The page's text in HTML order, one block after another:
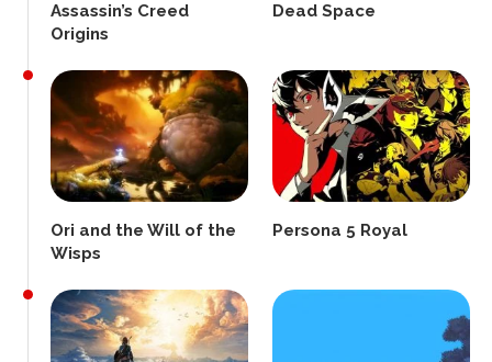
Assassin’s Creed
Origins
Dead Space
Ori and the Will of the
Wisps
Persona 5 Royal